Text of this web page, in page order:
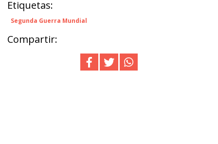
Etiquetas:
Segunda Guerra Mundial
Compartir: